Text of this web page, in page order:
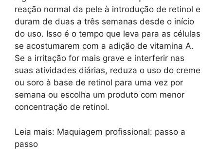
reação normal da pele à introdução de retinol e
duram de duas a três semanas desde o início
do uso. Isso é o tempo que leva para as células
se acostumarem com a adição de vitamina A.
Se a irritação for mais grave e interferir nas
suas atividades diárias, reduza o uso do creme
ou soro à base de retinol para uma vez por
semana ou escolha um produto com menor
concentração de retinol.
Leia mais: Maquiagem profissional: passo a
passo